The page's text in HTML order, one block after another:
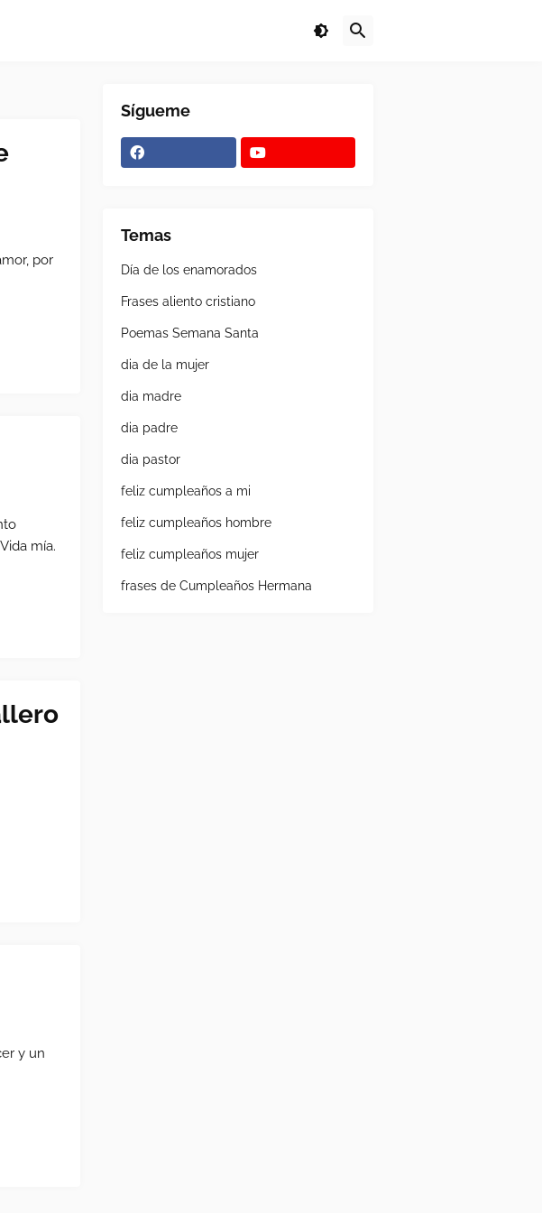
por
mía.
y un
Sígueme
Temas
Día de los enamorados
Frases aliento cristiano
Poemas Semana Santa
dia de la mujer
dia madre
dia padre
dia pastor
feliz cumpleaños a mi
feliz cumpleaños hombre
feliz cumpleaños mujer
frases de Cumpleaños Hermana